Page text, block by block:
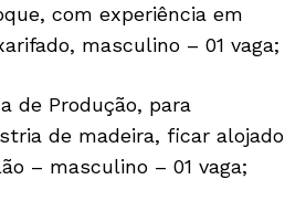
com experiência em
masculino – 01 vaga;
de Produção, para
de madeira, ficar alojado
– masculino – 01 vaga;